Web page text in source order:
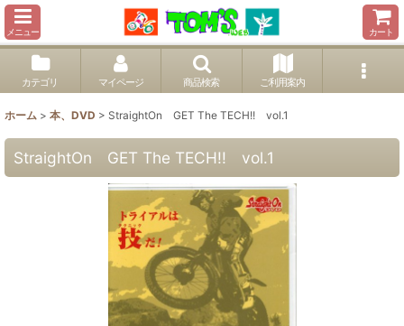
メニュー カート
カテゴリ マイページ 商品検索 ご利用案内
ホーム > 本、DVD > StraightOn GET The TECH!! vol.1
StraightOn GET The TECH!! vol.1